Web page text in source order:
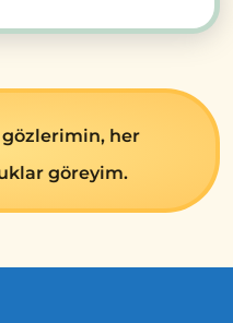
gözlerimin, her
göreyim.